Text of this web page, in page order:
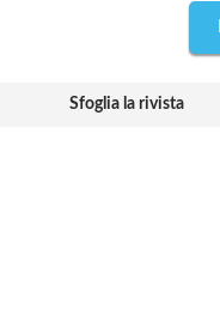
Sfoglia la rivista